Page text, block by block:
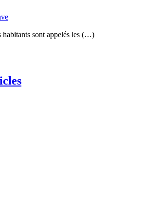
habitants sont appelés les (…)